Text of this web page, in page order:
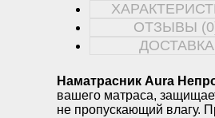
ОТЗЫВЫ
ДОСТАВКА
Наматрасник Aura
вашего матраса,
не пропускающий влагу.